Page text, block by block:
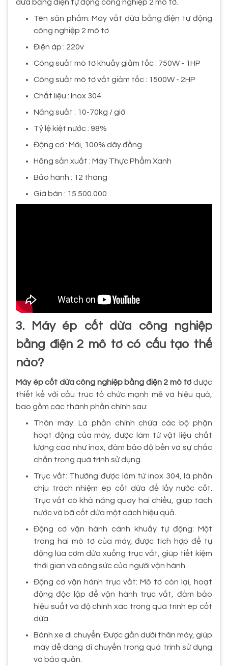
dừa bằng điện tự động công nghiệp 2 mô tơ.
Tên sản phẩm: Máy vắt dừa bằng điện tự động
công nghiệp 2 mô tơ
Điện áp : 220v
Công suất mô tơ khuấy giảm tốc : 750W - 1HP
Công suất mô tơ vắt giảm tốc : 1500W - 2HP
Chất liệu : Inox 304
Năng suất : 10-70kg / giờ
Tỷ lệ kiệt nước : 98%
Động cơ : Mới, 100% dây đồng
Hãng sản xuất : Máy Thực Phẩm Xanh
Bảo hành : 12 tháng
Giá bán : 15.500.000
3. Máy ép cốt dừa công nghiệp
bằng điện 2 mô tơ có cấu tạo thế
nào?
Máy ép cốt dừa công nghiệp bằng điện 2 mô tơ được
thiết kế với cấu trúc tổ chức mạnh mẽ và hiệu quả,
bao gồm các thành phần chính sau:
Thân máy: Là phần chính chứa các bộ phận
hoạt động của máy, được làm từ vật liệu chất
lượng cao như inox, đảm bảo độ bền và sự chắc
chắn trong quá trình sử dụng.
Trục vắt: Thường được làm từ inox 304, là phần
chịu trách nhiệm ép cốt dừa để lấy nước cốt.
Trục vắt có khả năng quay hai chiều, giúp tách
nước và bã cốt dừa một cách hiệu quả.
Động cơ vận hành cánh khuấy tự động: Một
trong hai mô tơ của máy, được tích hợp để tự
động lùa cơm dừa xuống trục vắt, giúp tiết kiệm
thời gian và công sức của người vận hành.
Động cơ vận hành trục vắt: Mô tơ còn lại, hoạt
động độc lập để vận hành trục vắt, đảm bảo
hiệu suất và độ chính xác trong quá trình ép cốt
dừa.
Bánh xe di chuyển: Được gắn dưới thân máy, giúp
máy dễ dàng di chuyển trong quá trình sử dụng
và bảo quản.